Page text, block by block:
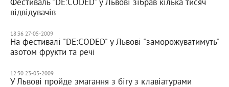
відвідувачів
18:36 27-05-2009
На фестивалі "DE:CODED" у Львові "заморожуватимуть"
азотом фрукти та речі
12:30 23-05-2009
У Львові пройде змагання з бігу з клавіатурами